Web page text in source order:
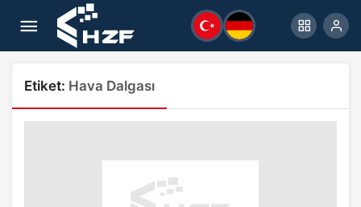
Etiket: Hava Dalgası